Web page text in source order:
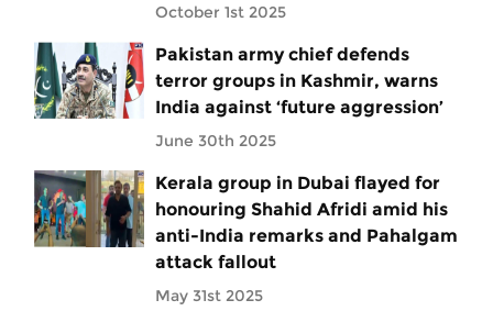
October 1st 2025
Pakistan army chief defends
terror groups in Kashmir, warns
India against ‘future aggression’
June 30th 2025
Kerala group in Dubai flayed for
honouring Shahid Afridi amid his
anti-India remarks and Pahalgam
attack fallout
May 31st 2025